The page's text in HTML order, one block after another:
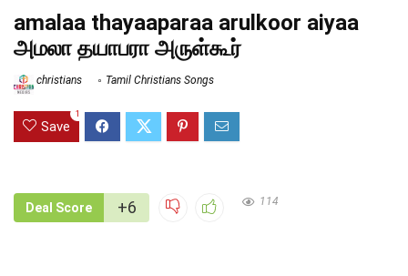
amalaa thayaaparaa arulkoor aiyaa
அமலா தயாபரா அருள்கூர்
christians Tamil Christians Songs
Save
1
Deal Score +6 114